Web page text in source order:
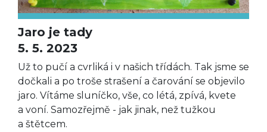
Jaro je tady
5. 5. 2023
Už to pučí a cvrliká i v našich třídách. Tak jsme se
dočkali a po troše strašení a čarování se objevilo
jaro. Vítáme sluníčko, vše, co létá, zpívá, kvete
a voní. Samozřejmě - jak jinak, než tužkou
a štětcem.